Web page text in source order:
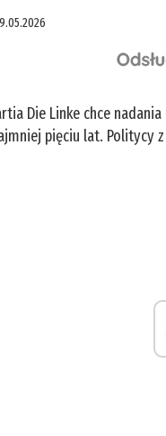
Die Linke chce
pięciu lat.